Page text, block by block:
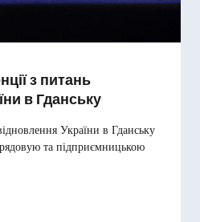
з питань
в Гданську
України в Гданську
та підприємницькою